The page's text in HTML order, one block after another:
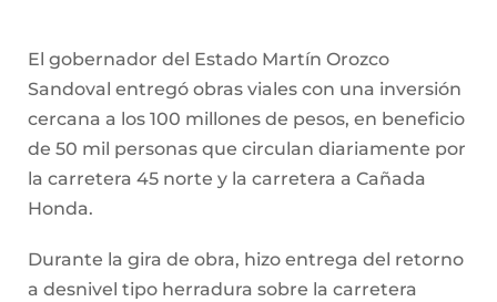
El gobernador del Estado Martín Orozco
Sandoval entregó obras viales con una inversión
cercana a los 100 millones de pesos, en beneficio
de 50 mil personas que circulan diariamente por
la carretera 45 norte y la carretera a Cañada
Honda.
Durante la gira de obra, hizo entrega del retorno
a desnivel tipo herradura sobre la carretera